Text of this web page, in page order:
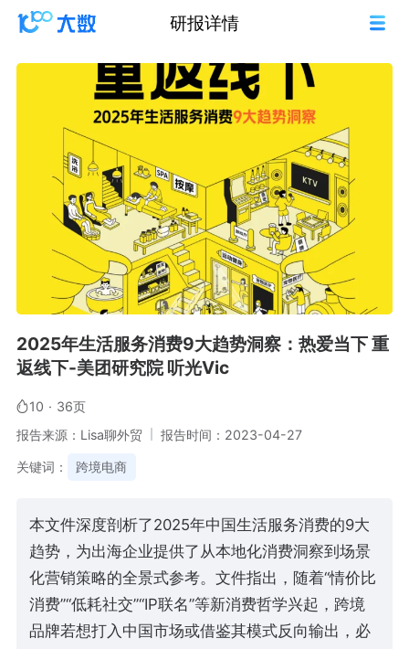
研报详情
2025年生活服务消费9大趋势洞察：热爱当下 重
返线下-美团研究院 听光Vic
10 · 36页
报告来源：Lisa聊外贸
报告时间：2023-04-27
关键词： 跨境电商
本文件深度剖析了2025年中国生活服务消费的9大
趋势，为出海企业提供了从本地化消费洞察到场景
化营销策略的全景式参考。文件指出，随着“情价比
消费”“低耗社交”“IP联名”等新消费哲学兴起，跨境
品牌若想打入中国市场或借鉴其模式反向输出，必